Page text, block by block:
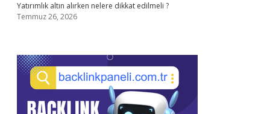
Yatırımlık altın alırken nelere dikkat edilmeli ?
Temmuz 26, 2026